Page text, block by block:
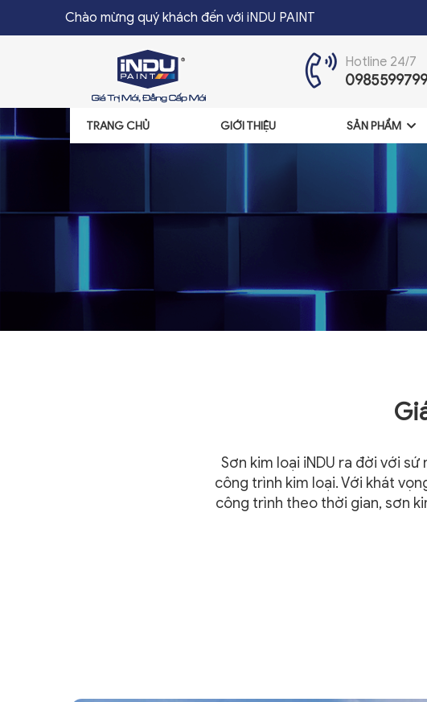
TRANG CHỦ
Chào mừng quý khách đến với iNDU PAINT
Hotline 24/7
0985599799
TRANG CHỦ GIỚI THIỆU SẢN PHẨM
Sơn kim loại iNDU ra đời với
công trình kim loại. Với khát
công trình theo thời gian, sơn